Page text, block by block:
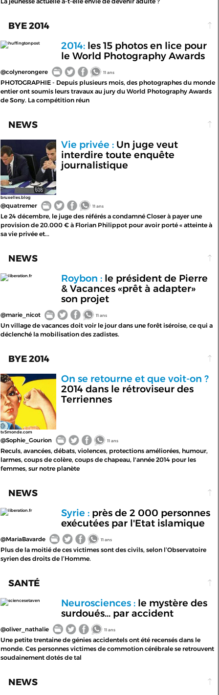
BYE 2014
huffingtonpost 2014:les 15 photos en lice pour
le World Photography Awards
@colynerongere 11 ans
PHOTOGRAPHIE - Depuis plusieurs mois, des photographes du monde
entier ont soumis leurs travaux au jury du World Photography Awards
de Sony. La compétition réun
NEWS
bruxelles.blog
Vie privée :Un juge veut
interdire toute enquête
journalistique
@quatremer 11 ans
Le 24 décembre, le juge des référés a condamné Closer à payer une
provision de 20.000 € à Florian Philippot pour avoir porté « atteinte à
sa vie privée et...
NEWS
liberation.fr Roybon :le président de Pierre
& Vacances «prêt à adapter»
son projet
@marie_nicot 11 ans
Un village de vacances doit voir le jour dans une forêt iséroise, ce qui a
déclenché la mobilisation des zadistes.
BYE 2014
tv5monde.com
On se retourne et que voit-on ?
2014 dans le rétroviseur des
Terriennes
@Sophie_Gourion 11 ans
Reculs, avancées, débats, violences, protections améliorées, humour,
larmes, coups de colère, coups de chapeau, l'année 2014 pour les
femmes, sur notre planète
NEWS
liberation.fr Syrie :près de 2 000 personnes
exécutées par l'Etat islamique
@MariaBavarde 11 ans
Plus de la moitié de ces victimes sont des civils, selon l’Observatoire
syrien des droits de l’Homme.
SANTÉ
sciencesetaven Neurosciences :le mystère des
surdoués... par accident
@oliver_nathalie 11 ans
Une petite trentaine de génies accidentels ont été recensés dans le
monde. Ces personnes victimes de commotion cérébrale se retrouvent
soudainement dotés de tal
NEWS